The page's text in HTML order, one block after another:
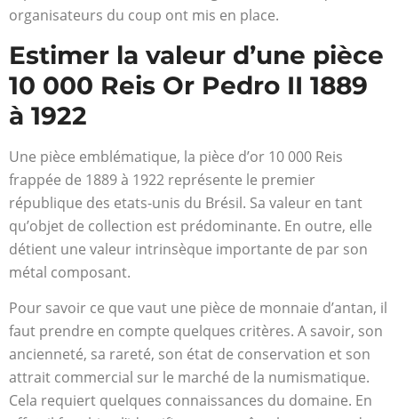
organisateurs du coup ont mis en place.
Estimer la valeur d’une pièce
10 000 Reis Or Pedro II 1889
à 1922
Une pièce emblématique, la pièce d’or 10 000 Reis
frappée de 1889 à 1922 représente le premier
république des etats-unis du Brésil. Sa valeur en tant
qu’objet de collection est prédominante. En outre, elle
détient une valeur intrinsèque importante de par son
métal composant.
Pour savoir ce que vaut une pièce de monnaie d’antan, il
faut prendre en compte quelques critères. A savoir, son
ancienneté, sa rareté, son état de conservation et son
attrait commercial sur le marché de la numismatique.
Cela requiert quelques connaissances du domaine. En